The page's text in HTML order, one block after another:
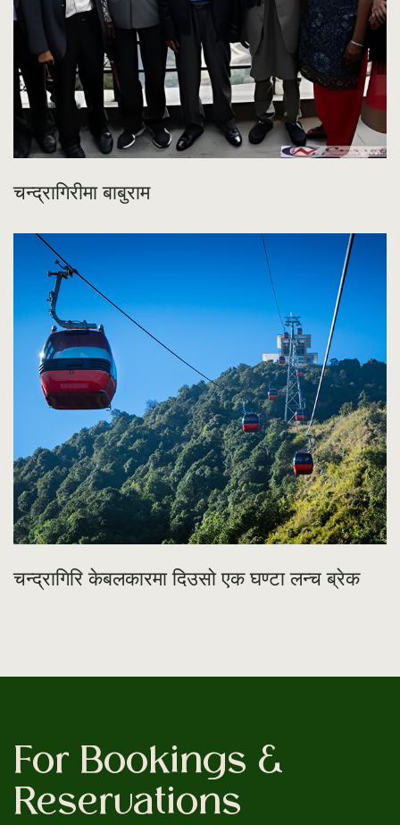
चन्द्रागिरीमा बाबुराम
चन्द्रागिरि केबलकारमा दिउसो एक घण्टा लन्च ब्रेक
For Bookings &
Reservations